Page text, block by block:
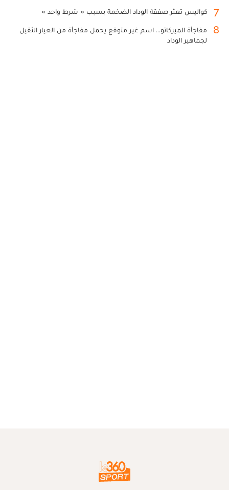
7 كواليس تعثر صفقة الوداد الضخمة بسبب « شرط واحد »
8
مفاجأة الميركاتو... اسم غير متوقع يحمل مفاجأة من العيار الثقيل
لجماهير الوداد